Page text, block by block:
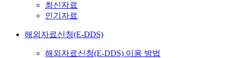
최신자료
인기자료
해외자료신청(E-DDS)
해외자료신청(E-DDS) 이용 방법